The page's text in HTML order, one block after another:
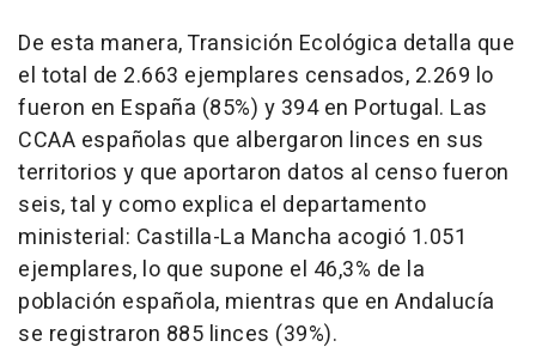
De esta manera, Transición Ecológica detalla que
el total de 2.663 ejemplares censados, 2.269 lo
fueron en España (85%) y 394 en Portugal. Las
CCAA españolas que albergaron linces en sus
territorios y que aportaron datos al censo fueron
seis, tal y como explica el departamento
ministerial: Castilla-La Mancha acogió 1.051
ejemplares, lo que supone el 46,3% de la
población española, mientras que en Andalucía
se registraron 885 linces (39%).